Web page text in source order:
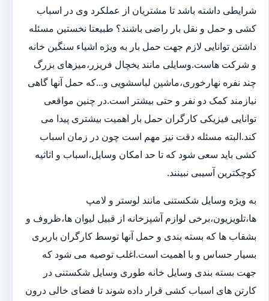
شرایطی داشته باشد تا مشتریان از عملکرد وی در اسباب
کشی و حمل و نقل بار راضی باشند؟ طبیعتا نخستین مسئله
داشتن توانایی لازم جهت حمل بار به ویژه اشیاء سنگین خانه
و شرکت هاست.وسایلی مانند یخچال فریزر،میزهای بزرگ
چند نفره نهارخوری،ماشین لباسشویی و...که حمل آنها گاهی
نیازمند کمک دو نفر و حتی بیشتر است.در چنین مواقعی
توانایی فیزیکی کارگران حمل بار اهمیت بیشتری پیدا می
کند.البته مسئله دقت نیز مهم است چون در زمان اسباب
کشی باید سعی شود که تا حد امکان وسایل،اسباب و اثاثیه
کوچکترین آسیبی نبینند.
به ویژه وسایل شکستنی مانند لوستر و لامپ
ها،تلویزیون،برخی لوازم آشپزخانه از قبیل لیوان ها،ظروف و
بشقاب ها که بسته بندی و حمل آنها توسط کارگران باربری
بسیار حساس و با اهمیت است.اغلب توصیه می شود که
جهت بسته بندی وسایل خانه طوری وسایل شکستنی در
کارتن های اسباب کشی قرار داده شوند تا فضای خالی درون